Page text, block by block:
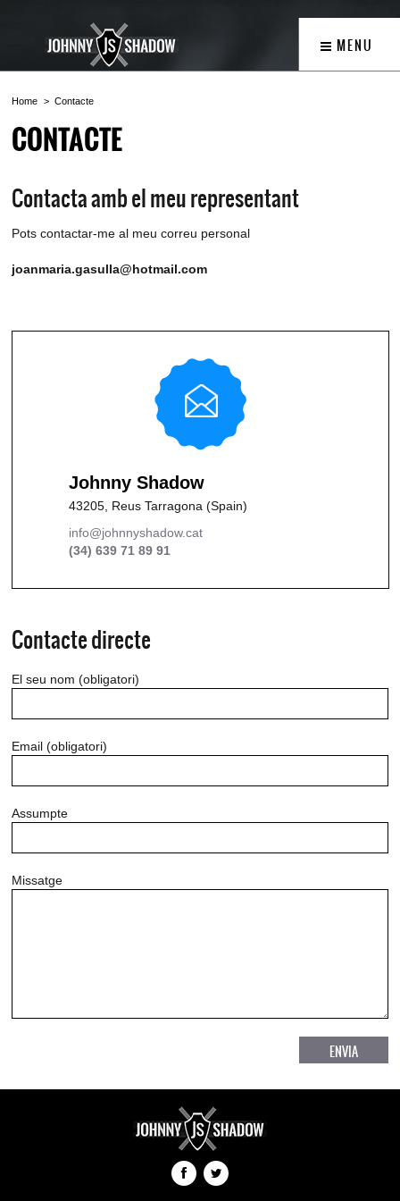
MENU
Home Contacte
CONTACTE
Contacta amb el meu representant
Pots contactar-me al meu correu personal
joanmaria.gasulla@hotmail.com
Johnny Shadow
43205, Reus Tarragona (Spain)
info@johnnyshadow.cat
(34) 639 71 89 91
Contacte directe
El seu nom (obligatori)
Email (obligatori)
Assumpte
Missatge